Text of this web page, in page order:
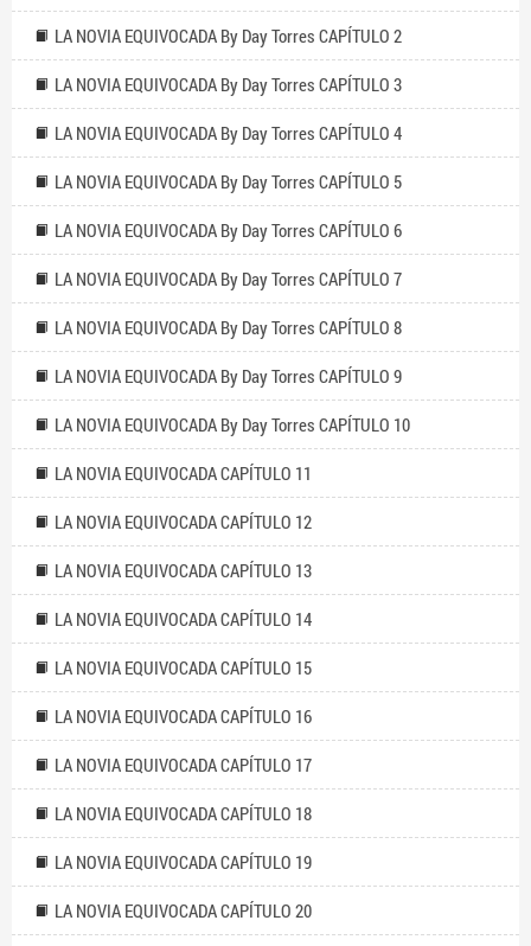
LA NOVIA EQUIVOCADA By Day Torres CAPÍTULO 2
LA NOVIA EQUIVOCADA By Day Torres CAPÍTULO 3
LA NOVIA EQUIVOCADA By Day Torres CAPÍTULO 4
LA NOVIA EQUIVOCADA By Day Torres CAPÍTULO 5
LA NOVIA EQUIVOCADA By Day Torres CAPÍTULO 6
LA NOVIA EQUIVOCADA By Day Torres CAPÍTULO 7
LA NOVIA EQUIVOCADA By Day Torres CAPÍTULO 8
LA NOVIA EQUIVOCADA By Day Torres CAPÍTULO 9
LA NOVIA EQUIVOCADA By Day Torres CAPÍTULO 10
LA NOVIA EQUIVOCADA CAPÍTULO 11
LA NOVIA EQUIVOCADA CAPÍTULO 12
LA NOVIA EQUIVOCADA CAPÍTULO 13
LA NOVIA EQUIVOCADA CAPÍTULO 14
LA NOVIA EQUIVOCADA CAPÍTULO 15
LA NOVIA EQUIVOCADA CAPÍTULO 16
LA NOVIA EQUIVOCADA CAPÍTULO 17
LA NOVIA EQUIVOCADA CAPÍTULO 18
LA NOVIA EQUIVOCADA CAPÍTULO 19
LA NOVIA EQUIVOCADA CAPÍTULO 20